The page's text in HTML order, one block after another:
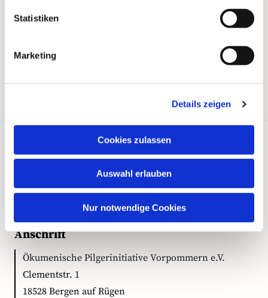
Statistiken
Marketing
Details zeigen
Cookies zulassen
Auswahl erlauben
Nur notwendige Cookies
Kontakt
Anschrift
Ökumenische Pilgerinitiative Vorpommern e.V.
Clementstr. 1
18528 Bergen auf Rügen